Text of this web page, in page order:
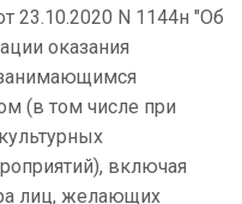
23.10.2020 N 1144н "Об
оказания
(в том числе при
включая
лиц, желающих